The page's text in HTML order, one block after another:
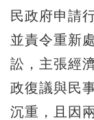
民政府申請
並責令重新
訟，主張經
政復議與民
沉重，且因